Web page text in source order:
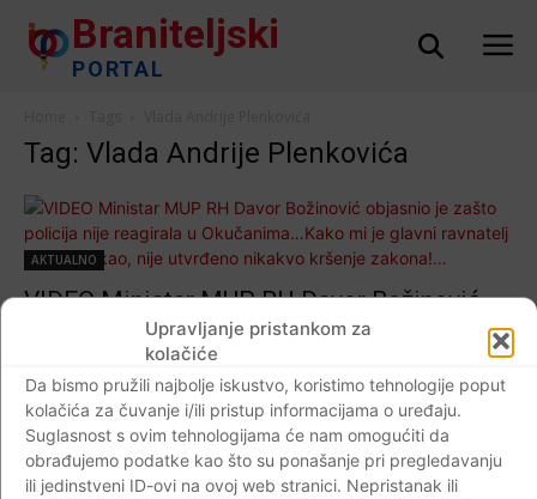
Upravljanje pristankom za
kolačiće
Da bismo pružili najbolje iskustvo, koristimo tehnologije poput
kolačića za čuvanje i/ili pristup informacijama o uređaju.
Suglasnost s ovim tehnologijama će nam omogućiti da
obrađujemo podatke kao što su ponašanje pri pregledavanju
ili jedinstveni ID-ovi na ovoj web stranici. Nepristanak ili
Braniteljski
PORTAL
Tag: Vlada Andrije Plenkovića
AKTUALNO
VIDEO Ministar MUP RH Davor Božinović
objasnio je zašto policija nije reagirala u
Okučanima…Kako mi je glavni ravnatelj
policije rekao, nije utvrđeno nikakvo kršenje
zakona!…
Braniteljski portal 01.05.2020